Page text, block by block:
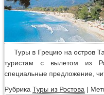
Туры в Грецию на остров
туристам с вылетом из
специальные предложение,
Рубрика Туры из Ростова |